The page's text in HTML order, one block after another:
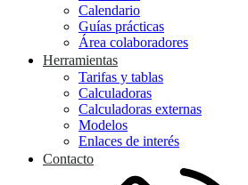
Calendario
Guías prácticas
Área colaboradores
Herramientas
Tarifas y tablas
Calculadoras
Calculadoras externas
Modelos
Enlaces de interés
Contacto